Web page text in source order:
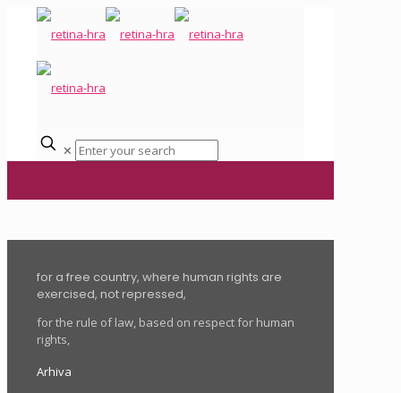
✕
for a free country, where human rights are
exercised, not repressed,
for the rule of law, based on respect for human
rights,
Arhiva